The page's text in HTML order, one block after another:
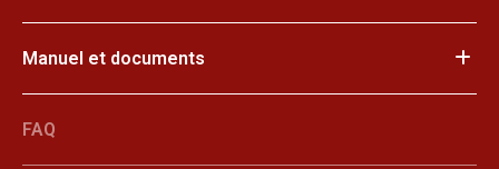
Manuel et documents
FAQ